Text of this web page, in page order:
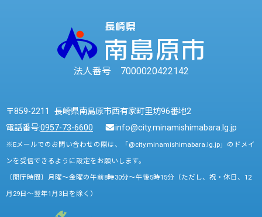
法人番号 7000020422142
〒859-2211 長崎県南島原市西有家町里坊96番地2
電話番号:0957-73-6600 info@city.minamishimabara.lg.jp
※Eメールでのお問い合わせの際は、「@city.minamishimabara.lg.jp」のドメイ
ンを受信できるように設定をお願いします。
〔開庁時間〕月曜～金曜の午前8時30分～午後5時15分（ただし、祝・休日、12
月29日～翌年1月3日を除く）